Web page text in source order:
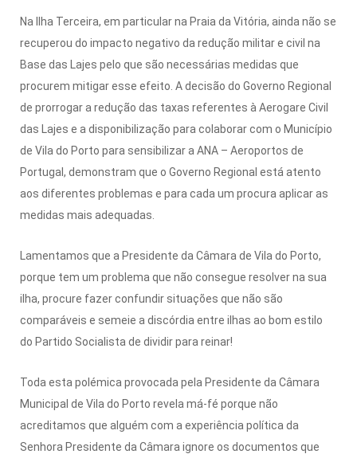
Na Ilha Terceira, em particular na Praia da Vitória, ainda não se
recuperou do impacto negativo da redução militar e civil na
Base das Lajes pelo que são necessárias medidas que
procurem mitigar esse efeito. A decisão do Governo Regional
de prorrogar a redução das taxas referentes à Aerogare Civil
das Lajes e a disponibilização para colaborar com o Município
de Vila do Porto para sensibilizar a ANA – Aeroportos de
Portugal, demonstram que o Governo Regional está atento
aos diferentes problemas e para cada um procura aplicar as
medidas mais adequadas.
Lamentamos que a Presidente da Câmara de Vila do Porto,
porque tem um problema que não consegue resolver na sua
ilha, procure fazer confundir situações que não são
comparáveis e semeie a discórdia entre ilhas ao bom estilo
do Partido Socialista de dividir para reinar!
Toda esta polémica provocada pela Presidente da Câmara
Municipal de Vila do Porto revela má-fé porque não
acreditamos que alguém com a experiência política da
Senhora Presidente da Câmara ignore os documentos que